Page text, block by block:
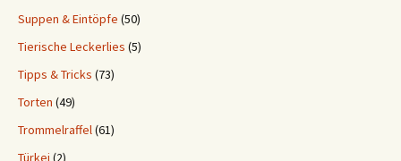
Suppen & Eintöpfe (50)
Tierische Leckerlies (5)
Tipps & Tricks (73)
Torten (49)
Trommelraffel(61)
Türkei (2)